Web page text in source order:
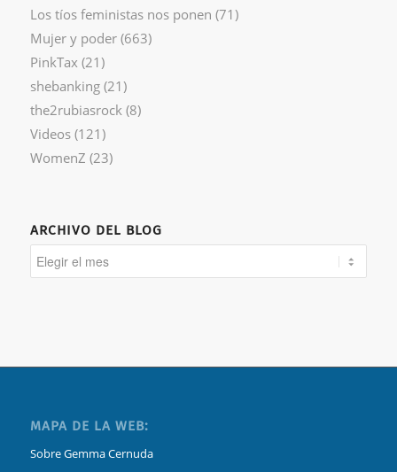
Los tíos feministas nos ponen (71)
Mujer y poder(663)
PinkTax (21)
shebanking(21)
the2rubiasrock (8)
Videos(121)
WomenZ (23)
ARCHIVO DEL BLOG
MAPA DE LA WEB:
Sobre Gemma Cernuda